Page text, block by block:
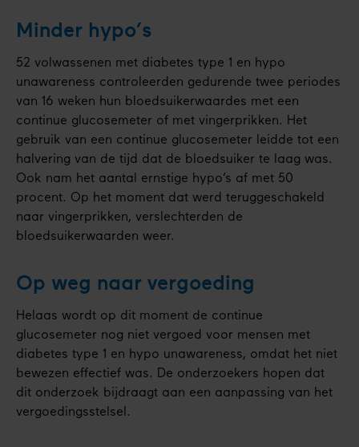
Minder hypo’s
52 volwassenen met diabetes type 1 en hypo
unawareness controleerden gedurende twee periodes
van 16 weken hun bloedsuikerwaardes met een
continue glucosemeter of met vingerprikken. Het
gebruik van een continue glucosemeter leidde tot een
halvering van de tijd dat de bloedsuiker te laag was.
Ook nam het aantal ernstige hypo’s af met 50
procent. Op het moment dat werd teruggeschakeld
naar vingerprikken, verslechterden de
bloedsuikerwaarden weer.
Op weg naar vergoeding
Helaas wordt op dit moment de continue
glucosemeter nog niet vergoed voor mensen met
diabetes type 1 en hypo unawareness, omdat het niet
bewezen effectief was. De onderzoekers hopen dat
dit onderzoek bijdraagt aan een aanpassing van het
vergoedingsstelsel.